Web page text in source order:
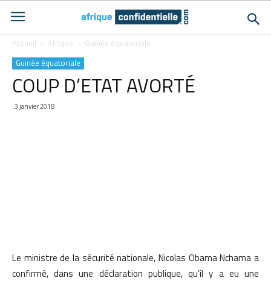
Accueil Afrique Guinée équatoriale
Guinée équatoriale
COUP D’ETAT AVORTÉ
3 janvier 2018
Le ministre de la sécurité nationale, Nicolas Obama Nchama a
confirmé, dans une déclaration publique, qu’il y a eu une